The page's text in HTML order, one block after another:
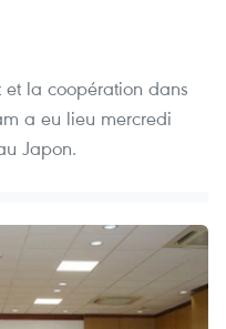
et la coopération dans
a eu lieu mercredi
Japon.